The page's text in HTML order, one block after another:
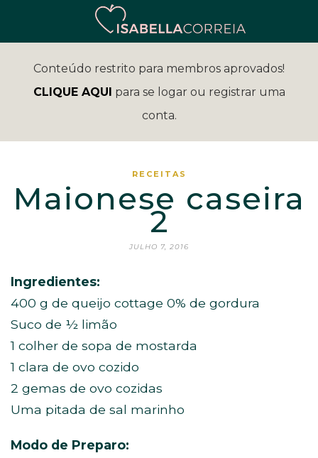
Conteúdo restrito para membros aprovados!
CLIQUE AQUI para se logar ou registrar uma
conta.
RECEITAS
Maionese caseira
2
JULHO 7, 2016
Ingredientes:
400 g de queijo cottage 0% de gordura
Suco de ½ limão
1 colher de sopa de mostarda
1 clara de ovo cozido
2 gemas de ovo cozidas
Uma pitada de sal marinho
Modo de Preparo: